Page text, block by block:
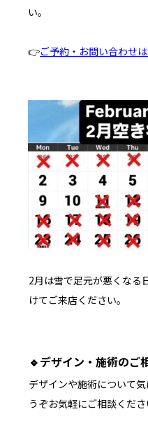
い。
👉ご予約・お問い合わせ
2月は雪で足元が悪くなる
けてご来店ください。
🔹デザイン・施術のご
デザインや施術について
うぞお気軽にご相談くださ